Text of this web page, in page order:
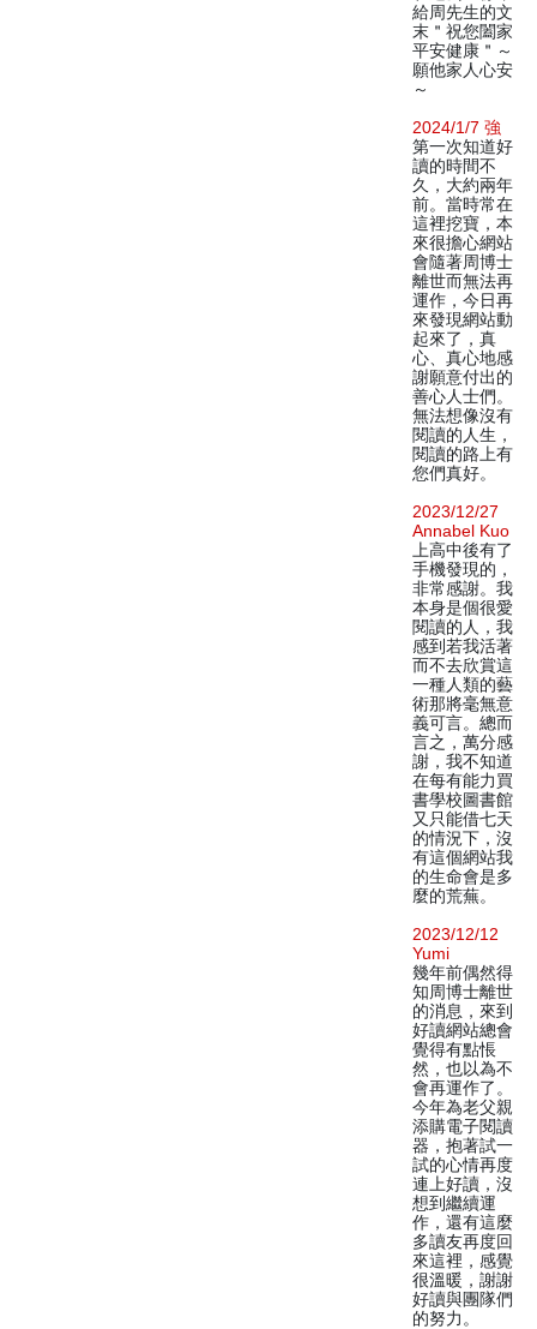
給周先生的文
末＂祝您闔家
平安健康＂～
願他家人心安
～
2024/1/7 強
第一次知道好
讀的時間不
久，大約兩年
前。當時常在
這裡挖寶，本
來很擔心網站
會隨著周博士
離世而無法再
運作，今日再
來發現網站動
起來了，真
心、真心地感
謝願意付出的
善心人士們。
無法想像沒有
閱讀的人生，
閱讀的路上有
您們真好。
2023/12/27
Annabel Kuo
上高中後有了
手機發現的，
非常感謝。我
本身是個很愛
閱讀的人，我
感到若我活著
而不去欣賞這
一種人類的藝
術那將毫無意
義可言。總而
言之，萬分感
謝，我不知道
在每有能力買
書學校圖書館
又只能借七天
的情況下，沒
有這個網站我
的生命會是多
麼的荒蕪。
2023/12/12
Yumi
幾年前偶然得
知周博士離世
的消息，來到
好讀網站總會
覺得有點悵
然，也以為不
會再運作了。
今年為老父親
添購電子閱讀
器，抱著試一
試的心情再度
連上好讀，沒
想到繼續運
作，還有這麼
多讀友再度回
來這裡，感覺
很溫暖，謝謝
好讀與團隊們
的努力。